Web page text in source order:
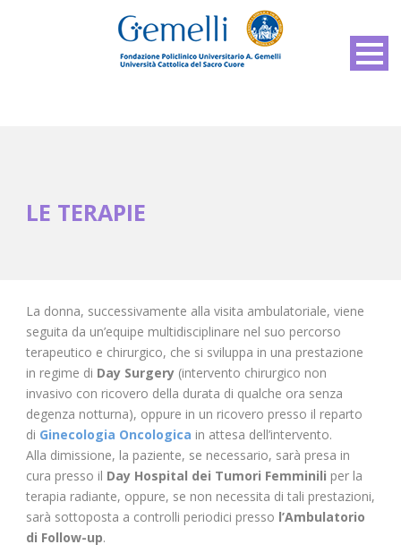
LE TERAPIE
La donna, successivamente alla visita ambulatoriale, viene
seguita da un’equipe multidisciplinare nel suo percorso
terapeutico e chirurgico, che si sviluppa in una prestazione
in regime di Day Surgery (intervento chirurgico non
invasivo con ricovero della durata di qualche ora senza
degenza notturna), oppure in un ricovero presso il reparto
di Ginecologia Oncologica in attesa dell’intervento.
Alla dimissione, la paziente, se necessario, sarà presa in
cura presso il Day Hospital dei Tumori Femminili per la
terapia radiante, oppure, se non necessita di tali prestazioni,
sarà sottoposta a controlli periodici presso l’Ambulatorio
di Follow-up.